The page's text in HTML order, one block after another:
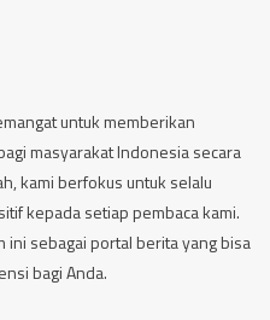
untuk memberikan
masyarakat Indonesia secara
kami berfokus untuk selalu
kepada setiap pembaca kami.
ini sebagai portal berita yang bisa
bagi Anda.